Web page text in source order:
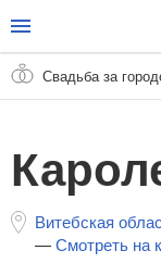
Свадьба за
Витебская
—Смотреть на